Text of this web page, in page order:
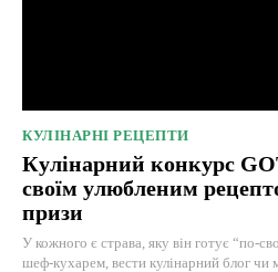
КУЛІНАРНІ РЕЦЕПТИ
Кулінарний конкурс
своїм улюбленим
призи
У кожного є страва, яку він готує “по-
шеф-кухарем, вести кулінарний блог чи